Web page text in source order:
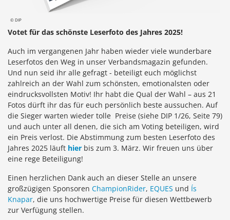
© DIP
Votet für das schönste Leserfoto des Jahres 2025!
Auch im vergangenen Jahr haben wieder viele wunderbare
Leserfotos den Weg in unser Verbandsmagazin gefunden.
Und nun seid ihr alle gefragt - beteiligt euch möglichst
zahlreich an der Wahl zum schönsten, emotionalsten oder
eindrucksvollsten Motiv! Ihr habt die Qual der Wahl – aus 21
Fotos dürft ihr das für euch persönlich beste aussuchen. Auf
die Sieger warten wieder tolle Preise (siehe DIP 1/26, Seite 79)
und auch unter all denen, die sich am Voting beteiligen, wird
ein Preis verlost. Die Abstimmung zum besten Leserfoto des
Jahres 2025 läuft hier bis zum 3. März. Wir freuen uns über
eine rege Beteiligung!
Einen herzlichen Dank auch an dieser Stelle an unsere
großzügigen Sponsoren ChampionRider, EQUES und Ís
Knapar, die uns hochwertige Preise für diesen Wettbewerb
zur Verfügung stellen.